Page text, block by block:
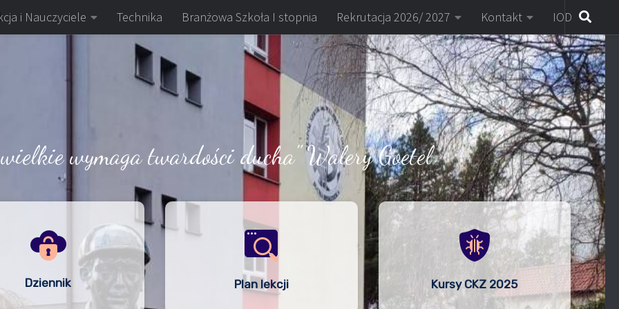
i Nauczyciele Technika Branżowa Szkoła I stopnia Rekrutacja 2026/ 2027 Kontakt IOD
wymaga twardości ducha" Walery Goetel
Dziennik Plan lekcji Kursy CKZ 2025